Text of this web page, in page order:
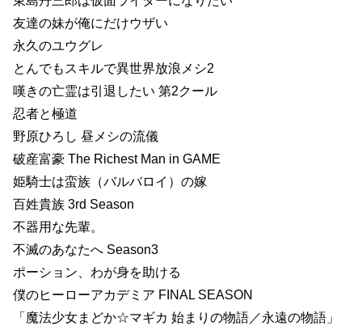
友達の妹が俺にだけウザい
永久のユウグレ
とんでもスキルで異世界放浪メシ2
嘆きの亡霊は引退したい 第2クール
忍者と極道
野原ひろし 昼メシの流儀
破産富豪 The Richest Man in GAME
姫騎士は蛮族（バルバロイ）の嫁
百姓貴族 3rd Season
不器用な先輩。
不滅のあなたへ Season3
ポーション、わが身を助ける
僕のヒーローアカデミア FINAL SEASON
「魔法少女まどか☆マギカ 始まりの物語／永遠の物語」